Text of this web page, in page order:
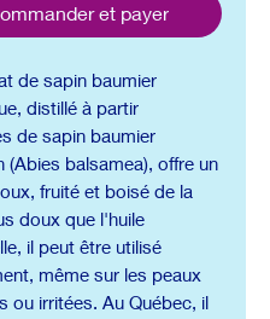
et payer
de sapin baumier
distillé à partir
de sapin baumier
(Abies balsamea), offre un
fruité et boisé de la
doux que l'huile
il peut être utilisé
même sur les peaux
ou irritées. Au Québec, il